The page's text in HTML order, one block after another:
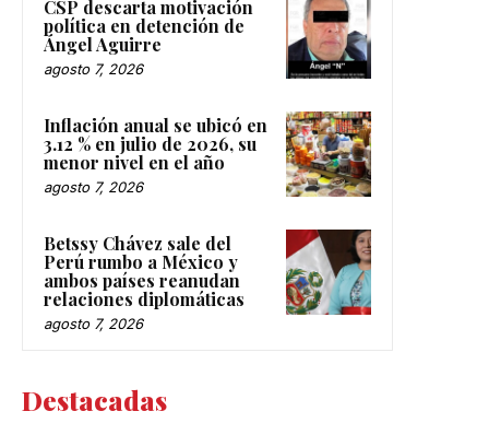
CSP descarta motivación
política en detención de
Ángel Aguirre
agosto 7, 2026
Inflación anual se ubicó en
3.12 % en julio de 2026, su
menor nivel en el año
agosto 7, 2026
Betssy Chávez sale del
Perú rumbo a México y
ambos países reanudan
relaciones diplomáticas
agosto 7, 2026
Destacadas